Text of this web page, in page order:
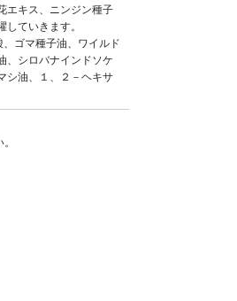
エキス、ニンジン種子
ていきます。
ゴマ種子油、ワイルド
、シロバナインドソケ
シ油、１、２－ヘキサ